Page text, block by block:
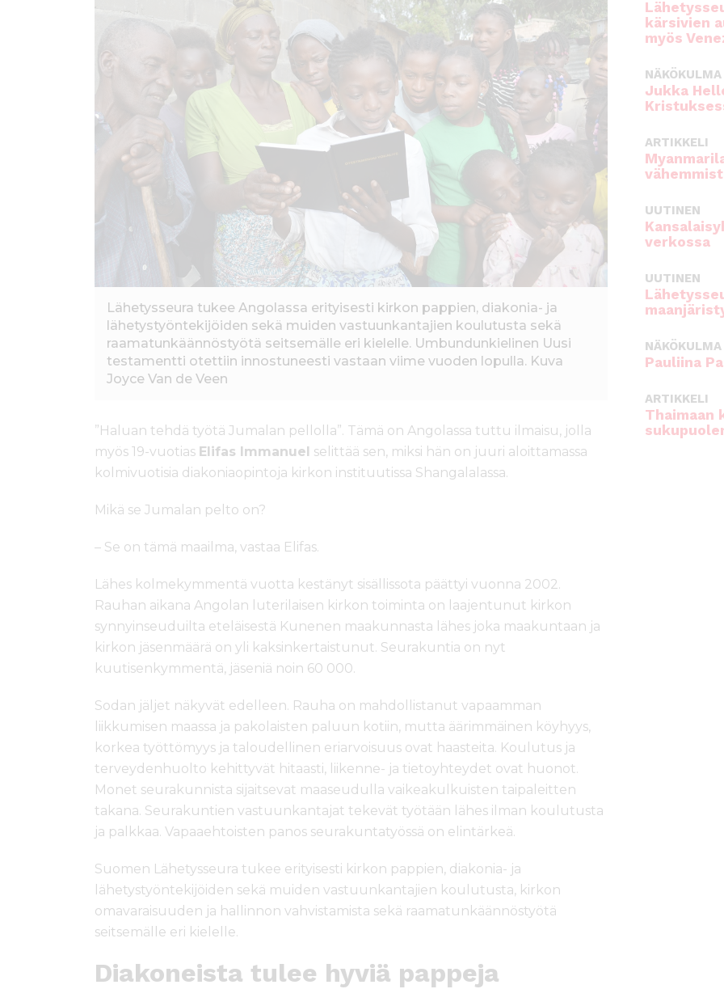
Lähetysseura tukee Angolassa erityisesti kirkon pappien, diakonia- ja
lähetystyöntekijöiden sekä muiden vastuunkantajien koulutusta sekä
raamatunkäännöstyötä seitsemälle eri kielelle. Umbundunkielinen Uusi
testamentti otettiin innostuneesti vastaan viime vuoden lopulla. Kuva
Joyce Van de Veen
”Haluan tehdä työtä Jumalan pellolla”. Tämä on Angolassa tuttu ilmaisu, jolla
myös 19-vuotias Elifas Immanuel selittää sen, miksi hän on juuri aloittamassa
kolmivuotisia diakoniaopintoja kirkon instituutissa Shangalalassa.
Mikä se Jumalan pelto on?
– Se on tämä maailma, vastaa Elifas.
Lähes kolmekymmentä vuotta kestänyt sisällissota päättyi vuonna 2002.
Rauhan aikana Angolan luterilaisen kirkon toiminta on laajentunut kirkon
synnyinseuduilta eteläisestä Kunenen maakunnasta lähes joka maakuntaan ja
kirkon jäsenmäärä on yli kaksinkertaistunut. Seurakuntia on nyt
kuutisenkymmentä, jäseniä noin 60 000.
Sodan jäljet näkyvät edelleen. Rauha on mahdollistanut vapaamman
liikkumisen maassa ja pakolaisten paluun kotiin, mutta äärimmäinen köyhyys,
korkea työttömyys ja taloudellinen eriarvoisuus ovat haasteita. Koulutus ja
terveydenhuolto kehittyvät hitaasti, liikenne- ja tietoyhteydet ovat huonot.
Monet seurakunnista sijaitsevat maaseudulla vaikeakulkuisten taipaleitten
takana. Seurakuntien vastuunkantajat tekevät työtään lähes ilman koulutusta
ja palkkaa. Vapaaehtoisten panos seurakuntatyössä on elintärkeä.
Suomen Lähetysseura tukee erityisesti kirkon pappien, diakonia- ja
lähetystyöntekijöiden sekä muiden vastuunkantajien koulutusta, kirkon
omavaraisuuden ja hallinnon vahvistamista sekä raamatunkäännöstyötä
seitsemälle eri kielelle.
Diakoneista tulee hyviä pappeja
kärsivien
myös
NÄKÖKULMA
Jukka
ARTIKKELI
UUTINEN
verkossa
UUTINEN
NÄKÖKULMA
Pauliina
ARTIKKELI
Thaimaan